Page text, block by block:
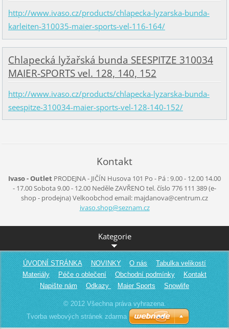
http://www.ivaso.cz/products/chlapecka-lyzarska-bunda-
karleiten-310035-maier-sports-vel-116-164/
Chlapecká lyžařská bunda SEESPITZE 310034
MAIER-SPORTS vel. 128, 140, 152
http://www.ivaso.cz/products/chlapecka-lyzarska-bunda-
seespitze-310034-maier-sports-vel-128-140-152/
Kontakt
Ivaso - Outlet PRODEJNA - JIČÍN Husova 101 Po - Pá :9.00 - 12.00 14.00
- 17.00Sobota 9.00 - 12.00 NeděleZAVŘENOtel. číslo 776 111 389(e-
shop - prodejna)Velkoobchod email: majdanova@centrum.cz
ivaso.shop@seznam.cz
Kategorie
ÚVODNÍ STRÁNKA NOVINKY O nás
Tabulka velikostí
Materiály
Péče o oblečení Obchodní podmínky
Kontakt
Napište nám
Odkazy Maier Sports Snowlife
© 2012 Všechna práva vyhrazena.
Tvorba webových stránek zdarma